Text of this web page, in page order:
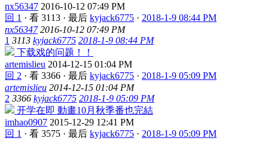
nx56347 2016-10-12 07:49 PM
回 1 · 看 3113 · 最后 kyjack6775 · 2018-1-9 08:44 PM
nx56347 2016-10-12 07:49 PM
1 3113 kyjack6775 2018-1-9 08:44 PM
下载戏的问题！！
artemislieu 2014-12-15 01:04 PM
回 2 · 看 3366 · 最后 kyjack6775 · 2018-1-9 05:09 PM
artemislieu 2014-12-15 01:04 PM
2 3366 kyjack6775 2018-1-9 05:09 PM
开学在即 動畫10月秋季番也完結
imhao0907 2015-12-29 12:41 PM
回 1 · 看 3575 · 最后 kyjack6775 · 2018-1-9 05:09 PM